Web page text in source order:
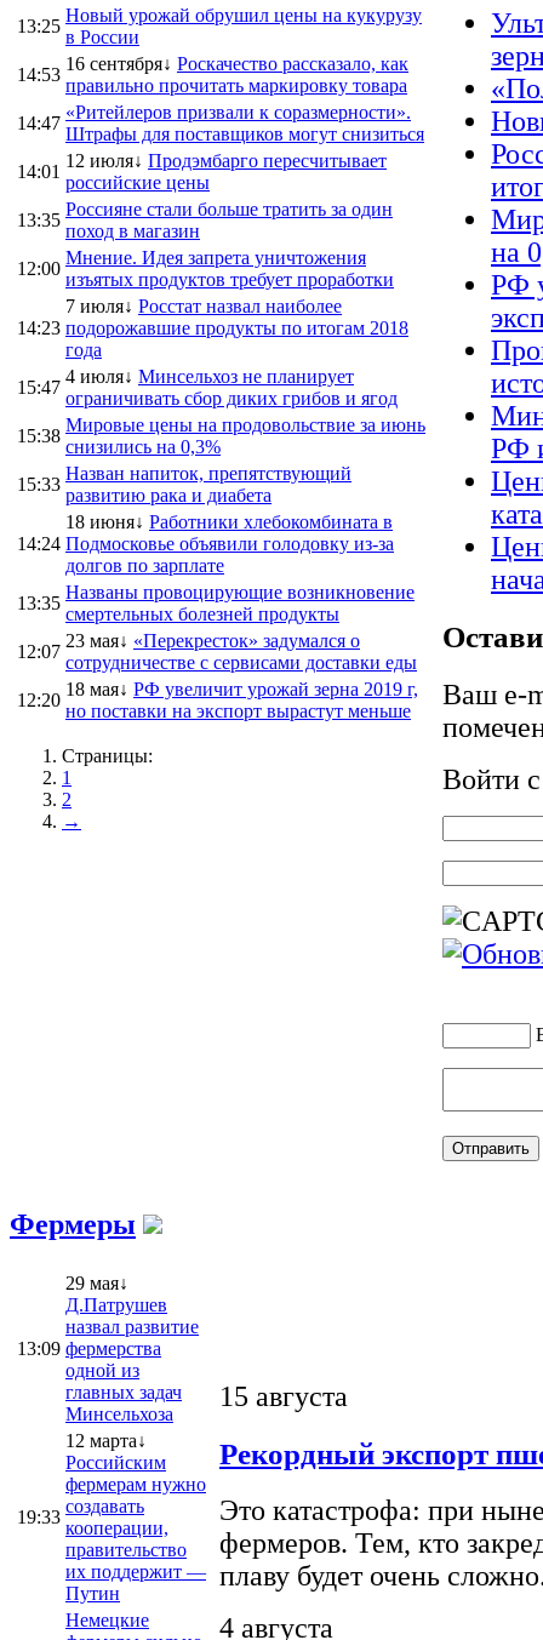
13:25
Новый урожай обрушил цены на кукурузу
в России
14:53
16 сентября↓ Роскачество рассказало, как
правильно прочитать маркировку товара
14:47
«Ритейлеров призвали к соразмерности».
Штрафы для поставщиков могут снизиться
14:01
12 июля↓ Продэмбарго пересчитывает
российские цены
13:35
Россияне стали больше тратить за один
поход в магазин
12:00
Мнение. Идея запрета уничтожения
изъятых продуктов требует проработки
14:23
7 июля↓ Росстат назвал наиболее
подорожавшие продукты по итогам 2018
года
15:47
4 июля↓ Минсельхоз не планирует
ограничивать сбор диких грибов и ягод
15:38
Мировые цены на продовольствие за июнь
снизились на 0,3%
15:33
Назван напиток, препятствующий
развитию рака и диабета
14:24
18 июня↓ Работники хлебокомбината в
Подмосковье объявили голодовку из-за
долгов по зарплате
13:35
Названы провоцирующие возникновение
смертельных болезней продукты
12:07
23 мая↓ «Перекресток» задумался о
сотрудничестве с сервисами доставки еды
12:20
18 мая↓ РФ увеличит урожай зерна 2019 г,
но поставки на экспорт вырастут меньше
Страницы:
1
2
→
на
РФ
РФ
Ваш e-
Войти
Фермеры
13:09
29 мая↓
Д.Патрушев
назвал развитие
фермерства
одной из
главных задач
Минсельхоза
19:33
12 марта↓
Российским
фермерам нужно
создавать
кооперации,
правительство
их поддержит —
Путин
Немецкие
15 августа
Рекордный экспорт
Это катастрофа: при
фермеров. Тем, кто
плаву будет очень
4 августа